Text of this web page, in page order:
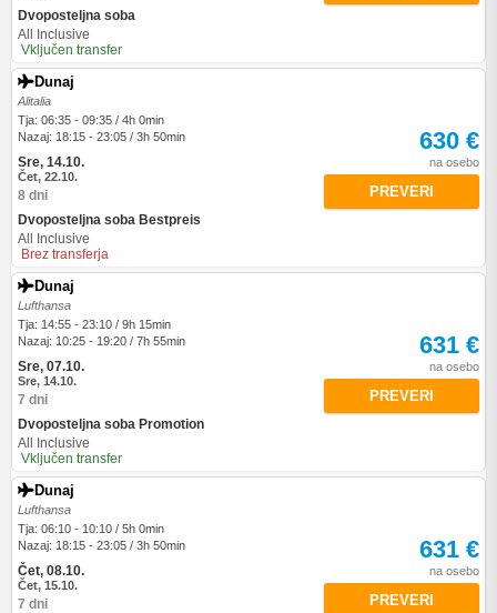
Dvoposteljna soba
All Inclusive
Vključen transfer
Dunaj
Alitalia
Tja: 06:35 - 09:35 / 4h 0min
Nazaj: 18:15 - 23:05 / 3h 50min
Sre, 14.10.
Čet, 22.10.
8 dni
Dvoposteljna soba Bestpreis
All Inclusive
Brez transferja
630 €
na osebo
PREVERI
Dunaj
Lufthansa
Tja: 14:55 - 23:10 / 9h 15min
Nazaj: 10:25 - 19:20 / 7h 55min
Sre, 07.10.
Sre, 14.10.
7 dni
Dvoposteljna soba Promotion
All Inclusive
Vključen transfer
631 €
na osebo
PREVERI
Dunaj
Lufthansa
Tja: 06:10 - 10:10 / 5h 0min
Nazaj: 18:15 - 23:05 / 3h 50min
Čet, 08.10.
Čet, 15.10.
7 dni
631 €
na osebo
PREVERI